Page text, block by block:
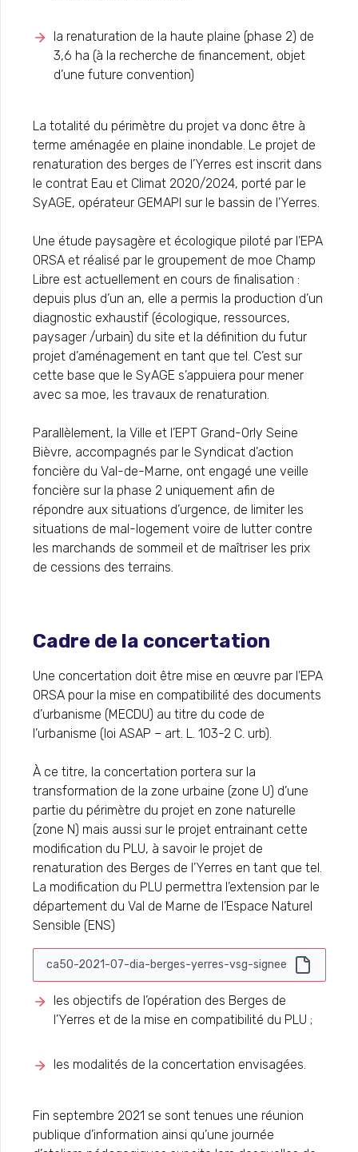
la renaturation de la haute plaine (phase 2) de
3,6 ha (à la recherche de financement, objet
d’une future convention)
La totalité du périmètre du projet va donc être à
terme aménagée en plaine inondable. Le projet de
renaturation des berges de l’Yerres est inscrit dans
le contrat Eau et Climat 2020/2024, porté par le
SyAGE, opérateur GEMAPI sur le bassin de l’Yerres.
Une étude paysagère et écologique piloté par l’EPA
ORSA et réalisé par le groupement de moe Champ
Libre est actuellement en cours de finalisation :
depuis plus d’un an, elle a permis la production d’un
diagnostic exhaustif (écologique, ressources,
paysager /urbain) du site et la définition du futur
projet d’aménagement en tant que tel. C’est sur
cette base que le SyAGE s’appuiera pour mener
avec sa moe, les travaux de renaturation.
Parallèlement, la Ville et l’EPT Grand-Orly Seine
Bièvre, accompagnés par le Syndicat d’action
foncière du Val-de-Marne, ont engagé une veille
foncière sur la phase 2 uniquement afin de
répondre aux situations d’urgence, de limiter les
situations de mal-logement voire de lutter contre
les marchands de sommeil et de maîtriser les prix
de cessions des terrains.
Cadre de la concertation
Une concertation doit être mise en œuvre par l’EPA
ORSA pour la mise en compatibilité des documents
d’urbanisme (MECDU) au titre du code de
l’urbanisme (loi ASAP – art. L. 103-2 C. urb).
À ce titre, la concertation portera sur la
transformation de la zone urbaine (zone U) d’une
partie du périmètre du projet en zone naturelle
(zone N) mais aussi sur le projet entrainant cette
modification du PLU, à savoir le projet de
renaturation des Berges de l’Yerres en tant que tel.
La modification du PLU permettra l’extension par le
département du Val de Marne de l’Espace Naturel
Sensible (ENS)
ca50-2021-07-dia-berges-yerres-vsg-signee
les objectifs de l’opération des Berges de
l’Yerres et de la mise en compatibilité du PLU ;
les modalités de la concertation envisagées.
Fin septembre 2021 se sont tenues une réunion
publique d’information ainsi qu’une journée